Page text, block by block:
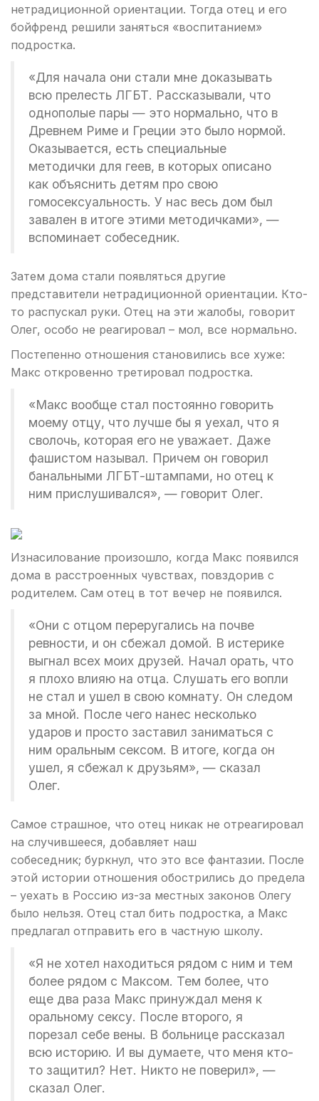
нетрадиционной ориентации. Тогда отец и его
бойфренд решили заняться «воспитанием»
подростка.
«Для начала они стали мне доказывать
всю прелесть ЛГБТ. Рассказывали, что
однополые пары — это нормально, что в
Древнем Риме и Греции это было нормой.
Оказывается, есть специальные
методички для геев, в которых описано
как объяснить детям про свою
гомосексуальность. У нас весь дом был
завален в итоге этими методичками», —
вспоминает собеседник.
Затем дома стали появляться другие
представители нетрадиционной ориентации. Кто-
то распускал руки. Отец на эти жалобы, говорит
Олег, особо не реагировал – мол, все нормально.
Постепенно отношения становились все хуже:
Макс откровенно третировал подростка.
«Макс вообще стал постоянно говорить
моему отцу, что лучше бы я уехал, что я
сволочь, которая его не уважает. Даже
фашистом называл. Причем он говорил
банальными ЛГБТ-штампами, но отец к
ним прислушивался», — говорит Олег.
Изнасилование произошло, когда Макс появился
дома в расстроенных чувствах, повздорив с
родителем. Сам отец в тот вечер не появился.
«Они с отцом переругались на почве
ревности, и он сбежал домой. В истерике
выгнал всех моих друзей. Начал орать, что
я плохо влияю на отца. Слушать его вопли
не стал и ушел в свою комнату. Он следом
за мной. После чего нанес несколько
ударов и просто заставил заниматься с
ним оральным сексом. В итоге, когда он
ушел, я сбежал к друзьям», — сказал
Олег.
Самое страшное, что отец никак не отреагировал
на случившееся, добавляет наш
собеседник; буркнул, что это все фантазии. После
этой истории отношения обострились до предела
– уехать в Россию из-за местных законов Олегу
было нельзя. Отец стал бить подростка, а Макс
предлагал отправить его в частную школу.
«Я не хотел находиться рядом с ним и тем
более рядом с Максом. Тем более, что
еще два раза Макс принуждал меня к
оральному сексу. После второго, я
порезал себе вены. В больнице рассказал
всю историю. И вы думаете, что меня кто-
то защитил? Нет. Никто не поверил», —
сказал Олег.